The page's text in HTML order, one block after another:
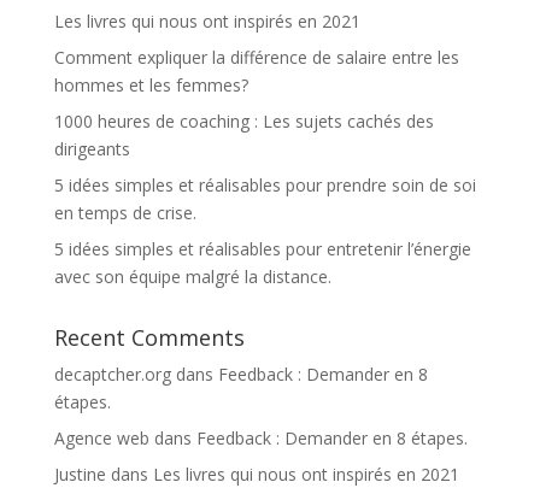
Les livres qui nous ont inspirés en 2021
Comment expliquer la différence de salaire entre les
hommes et les femmes?
1000 heures de coaching : Les sujets cachés des
dirigeants
5 idées simples et réalisables pour prendre soin de soi
en temps de crise.
5 idées simples et réalisables pour entretenir l’énergie
avec son équipe malgré la distance.
Recent Comments
decaptcher.orgdans Feedback : Demander en 8
étapes.
Agence web dans Feedback : Demander en 8 étapes.
Justine dans Les livres qui nous ont inspirés en 2021